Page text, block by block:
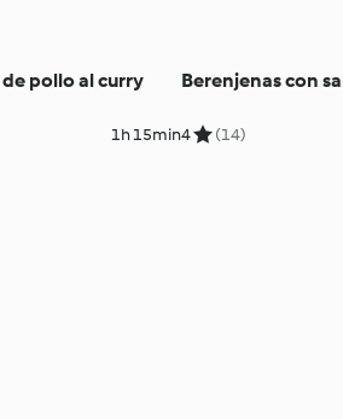
de pollo al curry
1h 15min
Berenjenas con
4 (14)